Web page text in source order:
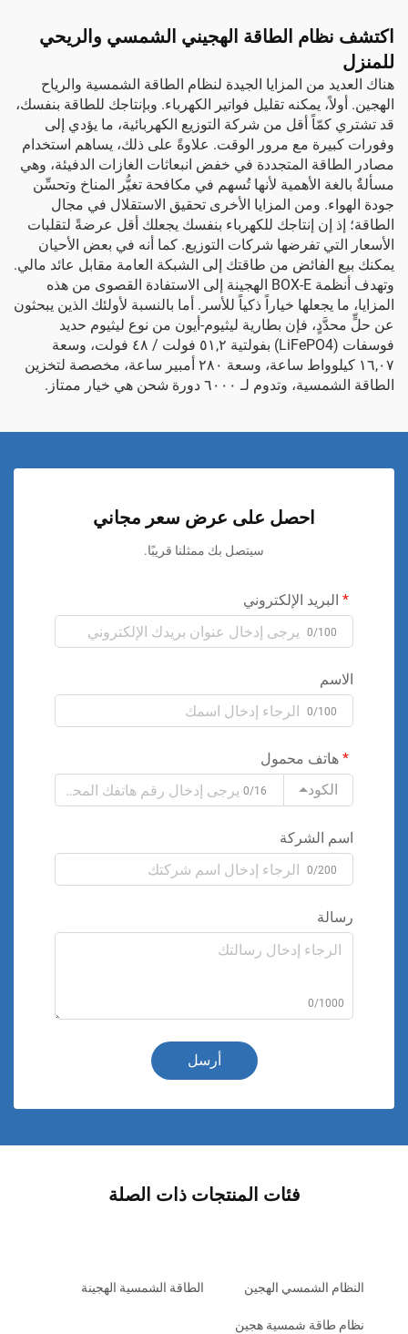
اكتشف نظام الطاقة الهجيني الشمسي والريحي
للمنزل
هناك العديد من المزايا الجيدة لنظام الطاقة الشمسية والرياح
الهجين. أولاً، يمكنه تقليل فواتير الكهرباء. وبإنتاجك للطاقة بنفسك،
قد تشتري كمّاً أقل من شركة التوزيع الكهربائية، ما يؤدي إلى
وفورات كبيرة مع مرور الوقت. علاوةً على ذلك، يساهم استخدام
مصادر الطاقة المتجددة في خفض انبعاثات الغازات الدفيئة، وهي
مسألةٌ بالغة الأهمية لأنها تُسهم في مكافحة تغيُّر المناخ وتحسِّن
جودة الهواء. ومن المزايا الأخرى تحقيق الاستقلال في مجال
الطاقة؛ إذ إن إنتاجك للكهرباء بنفسك يجعلك أقل عرضةً لتقلبات
الأسعار التي تفرضها شركات التوزيع. كما أنه في بعض الأحيان
يمكنك بيع الفائض من طاقتك إلى الشبكة العامة مقابل عائد مالي.
وتهدف أنظمة BOX-E الهجينة إلى الاستفادة القصوى من هذه
المزايا، ما يجعلها خياراً ذكياً للأسر. أما بالنسبة لأولئك الذين يبحثون
عن حلٍّ محدَّدٍ، فإن بطارية ليثيوم-أيون من نوع ليثيوم حديد
فوسفات (LiFePO4) بفولتية ٥١,٢ فولت / ٤٨ فولت، وسعة
١٦,٠٧ كيلوواط ساعة، وسعة ٢٨٠ أمبير ساعة، مخصصة لتخزين
الطاقة الشمسية، وتدوم لـ ٦٠٠٠ دورة شحن
هي خيار ممتاز.
احصل على عرض سعر مجاني
سيتصل بك ممثلنا قريبًا.
البريد الإلكتروني
0/100
الاسم
0/100
هاتف محمول
الكود
0/16
اسم الشركة
0/200
رسالة
0/1000
أرسل
فئات المنتجات ذات الصلة
النظام الشمسي الهجين الطاقة الشمسية الهجينة
نظام طاقة شمسية هجين